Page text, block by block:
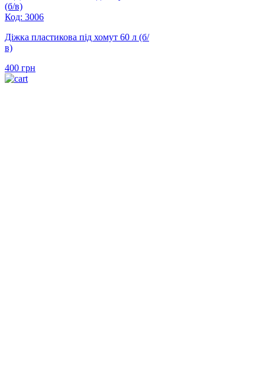
Код: 3006
Діжка пластикова під хомут 60 л (б/
в)
400 грн